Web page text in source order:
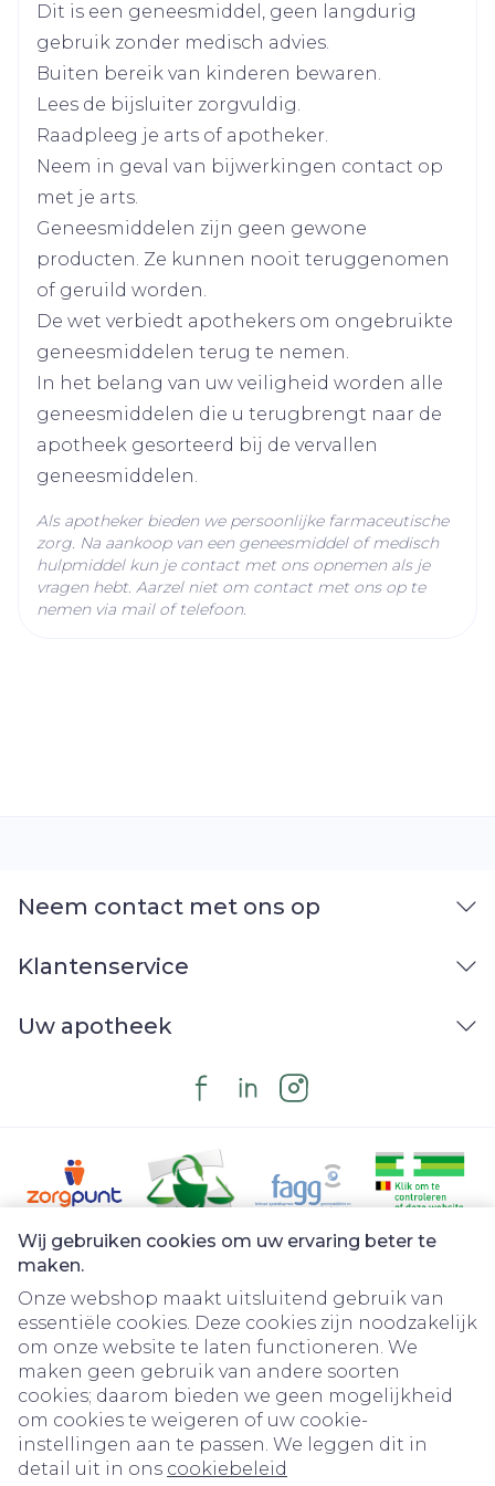
Wij gebruiken cookies om uw ervaring beter te
maken.
Onze webshop maakt uitsluitend gebruik van
essentiële cookies. Deze cookies zijn noodzakelijk
om onze website te laten functioneren. We
maken geen gebruik van andere soorten
cookies; daarom bieden we geen mogelijkheid
om cookies te weigeren of uw cookie-
instellingen aan te passen. We leggen dit in
detail uit in ons cookiebeleid
cimetidine, gebruikt voor de behandeling
van zuurbranden of maagzweren
ketoconazol, gebruikt voor de behandeling
van nagel- of huidschimmels
calciumantagonisten, gebruikt voor de
behandeling van een hoge bloeddruk of
bepaalde hartaandoeningen
ciclosporine gebruikt om uw
immuunsysteem op te heffen
bloedverdunners, zoals warfarine,
acenocoumarol, fluindione en
fenprocoumon
amiodaron, gebruikt tegen
hartritmestoornissen
carbamazepine, gebruikt tegen epilepsie
Breedte 40 mm
Lengte
Diepte 15 mm
Ingrediënten
bicalutamide
Behoud
Kamertemperatuur (15°C -
25°C)
Dit is een geneesmiddel, geen langdurig
gebruik zonder medisch advies.
Buiten bereik van kinderen bewaren.
Lees de bijsluiter zorgvuldig.
Raadpleeg je arts of apotheker.
Neem in geval van bijwerkingen contact op
met je arts.
Geneesmiddelen zijn geen gewone
producten. Ze kunnen nooit teruggenomen
of geruild worden.
De wet verbiedt apothekers om ongebruikte
geneesmiddelen terug te nemen.
In het belang van uw veiligheid worden alle
geneesmiddelen die u terugbrengt naar de
apotheek gesorteerd bij de vervallen
geneesmiddelen.
Als apotheker bieden we persoonlijke farmaceutische
zorg. Na aankoop van een geneesmiddel of medisch
hulpmiddel kun je contact met ons opnemen als je
vragen hebt. Aarzel niet om contact met ons op te
nemen via mail of telefoon.
Neem contact met ons op
Klantenservice
Uw apotheek
Juridische links